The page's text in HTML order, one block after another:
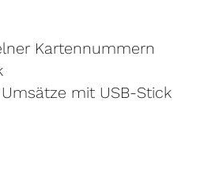
Kartennummern
mit USB-Stick